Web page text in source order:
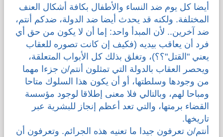
أيضا كل يوم ضد النساء والأطفال بكافة أشكال العنف
المختلفة. ولكنه قد يحدث أيضا ضد الدولة، ضدكم أنتم،
ضد آخرين.. لأن المبدأ واحد: إما أن لا يكون من حق أي
فرد أن يعاقب بيديه (فكيف إن كانت تصوره للعقاب
يعني "القتل"؟؟)، وتغلق بذلك كل الأبواب المتعلقة،
ويحصر العقاب بالدولة التي تمثلون أنتم/ن جزءا مهما
من وجودها وسلطتها، أو أن يكون هذا السلوك متاحا
ومباحا لهم، وبالتالي فلا معنى إطلاقا لوجود مؤسسة
القضاء برمتها، والتي تعد أعظم إنجاز للبشرية عبر
تاريخها.
أنتم/ن تعرفون جيدا ما تعنيه هذه الجرائم. وتعرفون أن